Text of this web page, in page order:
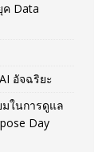
Data
อัจฉริยะ
มในการดูแล
Day